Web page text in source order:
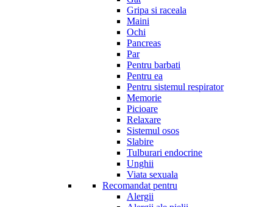
Gripa si raceala
Maini
Ochi
Pancreas
Par
Pentru barbati
Pentru ea
Pentru sistemul respirator
Memorie
Picioare
Relaxare
Sistemul osos
Slabire
Tulburari endocrine
Unghii
Viata sexuala
Recomandat pentru
Alergii